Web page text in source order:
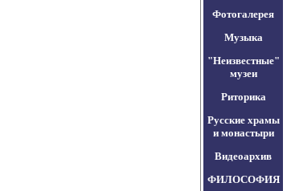
Фотогалерея
Музыка
"Неизвестные"
музеи
Риторика
Русские храмы
и монастыри
Видеоархив
ФИЛОСОФИЯ